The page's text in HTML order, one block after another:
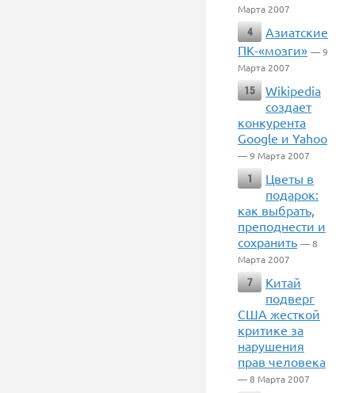
Марта 2007
4
Азиатские
ПК-«мозги» — 9
Марта 2007
15
Wikipedia
создает
конкурента
Google и Yahoo
— 9 Марта 2007
1
Цветы в
подарок:
как выбрать,
преподнести и
сохранить — 8
Марта 2007
7
Китай
подверг
США жесткой
критике за
нарушения
прав человека
— 8 Марта 2007